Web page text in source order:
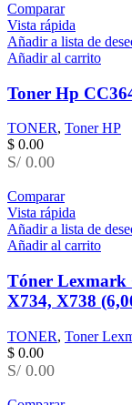
Comparar
Vista rápida
Añadir a lista de
Añadir al carrito
Toner Hp
TONER, Toner HP
$ 0.00
S/ 0.00
Comparar
Vista rápida
Añadir a lista de
Añadir al carrito
Tóner Lexmark
X734, X738
TONER, Toner
$ 0.00
S/ 0.00